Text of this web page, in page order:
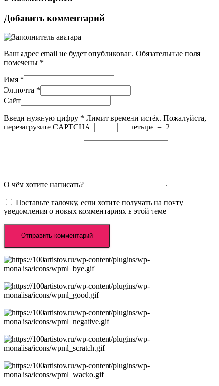
Добавить комментарий
Ваш адрес email не будет опубликован. Обязательные поля
помечены *
Имя *
Эл.почта *
Сайт
Введи нужную цифру * Лимит времени истёк. Пожалуйста,
перезагрузите CAPTCHA.
− четыре = 2
О чём хотите написать?
Поставьте галочку, если хотите получать на почту
уведомления о новых комментариях в этой теме